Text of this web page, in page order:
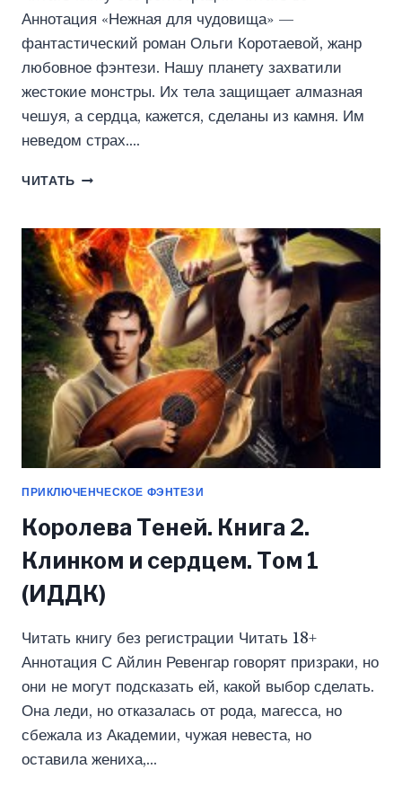
Аннотация «Нежная для чудовища» —
фантастический роман Ольги Коротаевой, жанр
любовное фэнтези. Нашу планету захватили
жестокие монстры. Их тела защищает алмазная
чешуя, а сердца, кажется, сделаны из камня. Им
неведом страх….
ЧИТАТЬ НЕЖНАЯ
(ИДДК)
ПРИКЛЮЧЕНЧЕСКОЕ ФЭНТЕЗИ
Королева Теней. Книга 2.
Клинком и сердцем. Том 1
(ИДДК)
Читать книгу без регистрации Читать 18+
Аннотация С Айлин Ревенгар говорят призраки, но
они не могут подсказать ей, какой выбор сделать.
Она леди, но отказалась от рода, магесса, но
сбежала из Академии, чужая невеста, но
оставила жениха,…